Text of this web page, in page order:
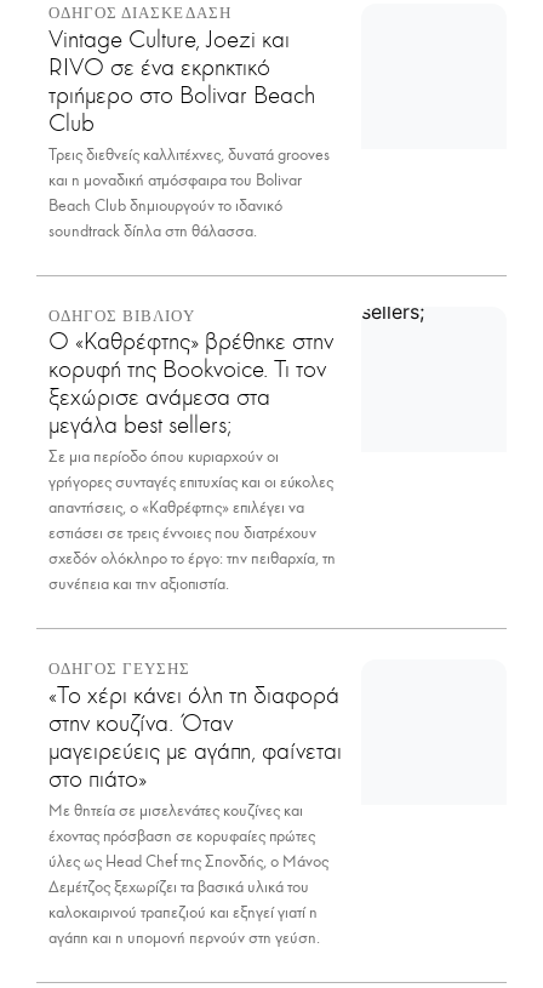
ΟΔΗΓΟΣ ΔΙΑΣΚΕΔΑΣΗ
Vintage Culture, Joezi και
RIVO σε ένα εκρηκτικό
τριήμερο στο Bolivar Beach
Club
Τρεις διεθνείς καλλιτέχνες, δυνατά grooves
και η μοναδική ατμόσφαιρα του Bolivar
Beach Club δημιουργούν το ιδανικό
soundtrack δίπλα στη θάλασσα.
ΟΔΗΓΟΣ ΒΙΒΛΙΟΥ
Ο «Καθρέφτης» βρέθηκε στην
κορυφή της Bookvoice. Τι τον
ξεχώρισε ανάμεσα στα
μεγάλα best sellers;
Σε μια περίοδο όπου κυριαρχούν οι
γρήγορες συνταγές επιτυχίας και οι εύκολες
απαντήσεις, ο «Καθρέφτης» επιλέγει να
εστιάσει σε τρεις έννοιες που διατρέχουν
σχεδόν ολόκληρο το έργο: την πειθαρχία, τη
συνέπεια και την αξιοπιστία.
ΟΔΗΓΟΣ ΓΕΥΣΗΣ
«Το χέρι κάνει όλη τη διαφορά
στην κουζίνα. Όταν
μαγειρεύεις με αγάπη, φαίνεται
στο πιάτο»
Με θητεία σε μισελενάτες κουζίνες και
έχοντας πρόσβαση σε κορυφαίες πρώτες
ύλες ως Head Chef της Σπονδής, ο Μάνος
Δεμέτζος ξεχωρίζει τα βασικά υλικά του
καλοκαιρινού τραπεζιού και εξηγεί γιατί η
αγάπη και η υπομονή περνούν στη γεύση.